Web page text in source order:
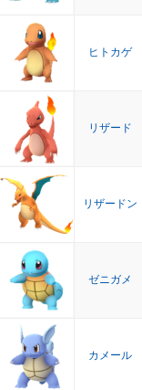
ヒトカゲ
リザード
リザードン
ゼニガメ
カメール